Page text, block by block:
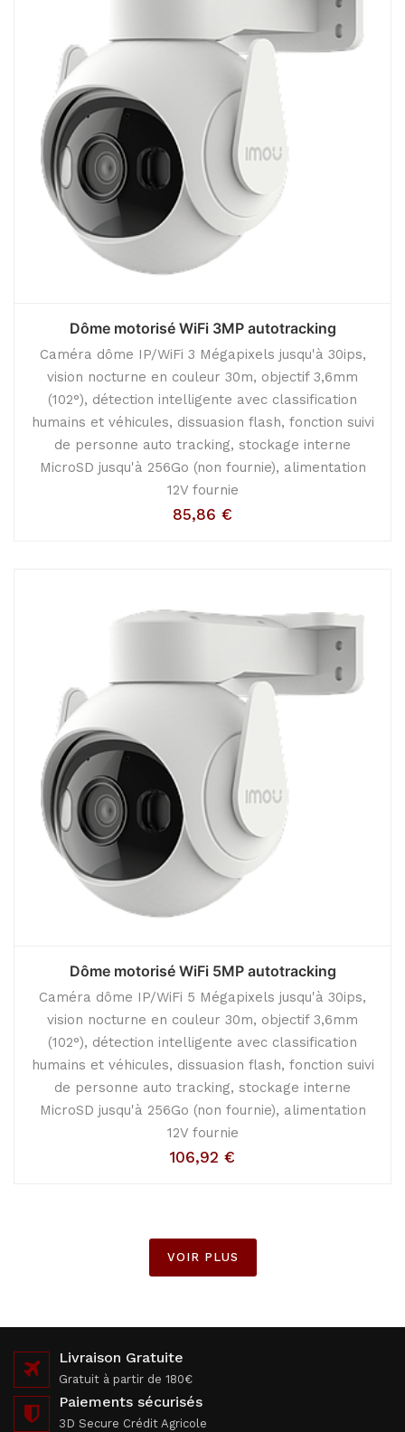
Dôme motorisé WiFi 3MP autotracking
Caméra dôme IP/WiFi 3 Mégapixels jusqu'à 30ips,
vision nocturne en couleur 30m, objectif 3,6mm
(102°), détection intelligente avec classification
humains et véhicules, dissuasion flash, fonction suivi
de personne auto tracking, stockage interne
MicroSD jusqu'à 256Go (non fournie), alimentation
12V fournie
85,86 €
Dôme motorisé WiFi 5MP autotracking
Caméra dôme IP/WiFi 5 Mégapixels jusqu'à 30ips,
vision nocturne en couleur 30m, objectif 3,6mm
(102°), détection intelligente avec classification
humains et véhicules, dissuasion flash, fonction suivi
de personne auto tracking, stockage interne
MicroSD jusqu'à 256Go (non fournie), alimentation
12V fournie
106,92 €
VOIR PLUS
Livraison Gratuite
Gratuit à partir de 180€
Paiements sécurisés
3D Secure Crédit Agricole